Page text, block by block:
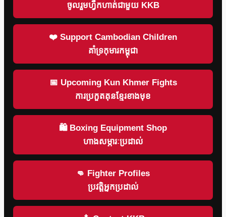
ចូលរួមហ្វឹកហាត់ជាមួយ KKB
❤️ Support Cambodian Children
គាំទ្រកុមារកម្ពុជា
📅 Upcoming Kun Khmer Fights
ការប្រកួតគុនខ្មែរខាងមុខ
🛍 Boxing Equipment Shop
ហាងសម្ភារៈប្រដាល់
👊 Fighter Profiles
ប្រវត្តិអ្នកប្រដាល់